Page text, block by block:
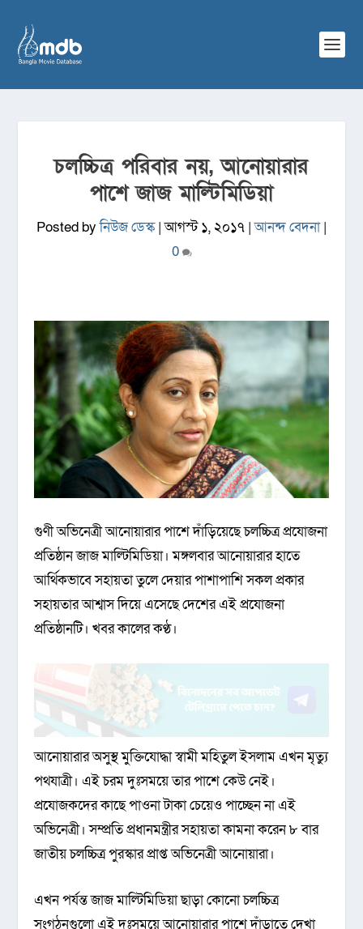
চলচ্চিত্র পরিবার নয়, আনোয়ারার
পাশে জাজ মাল্টিমিডিয়া
Posted byনিউজ ডেস্ক|আগস্ট ১, ২০১৭ |আনন্দ বেদনা|
0
গুণী অভিনেত্রী আনোয়ারার পাশে দাঁড়িয়েছে চলচ্চিত্র প্রযোজনা
প্রতিষ্ঠান জাজ মাল্টিমিডিয়া। মঙ্গলবার আনোয়ারার হাতে
আর্থিকভাবে সহায়তা তুলে দেয়ার পাশাপাশি সকল প্রকার
সহায়তার আশ্বাস দিয়ে এসেছে দেশের এই প্রযোজনা
প্রতিষ্ঠানটি। খবর কালের কণ্ঠ।
আনোয়ারার অসুস্থ মুক্তিযোদ্ধা স্বামী মহিতুল ইসলাম এখন মৃত্যু
পথযাত্রী। এই চরম দুঃসময়ে তার পাশে কেউ নেই।
প্রযোজকদের কাছে পাওনা টাকা চেয়েও পাচ্ছেন না এই
অভিনেত্রী। সম্প্রতি প্রধানমন্ত্রীর সহায়তা কামনা করেন ৮ বার
জাতীয় চলচ্চিত্র পুরস্কার প্রাপ্ত অভিনেত্রী আনোয়ারা।
এখন পর্যন্ত জাজ মাল্টিমিডিয়া ছাড়া কোনো চলচ্চিত্র
সংগঠনগুলো এই দুঃসময়ে আনোয়ারার পাশে দাঁড়াতে দেখা